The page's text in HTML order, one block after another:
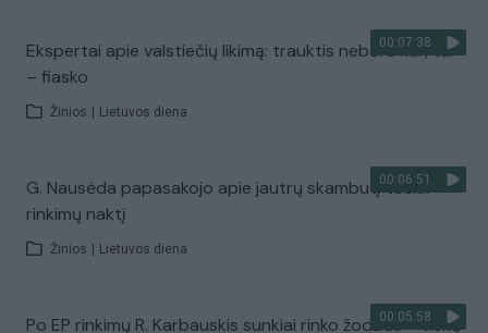
00:07:38
Ekspertai apie valstiečių likimą: trauktis nebėra kur, tai
– fiasko
Žinios Lietuvos diena
00:06:51
G. Nausėda papasakojo apie jautrų skambutį tėčiui
rinkimų naktį
Žinios Lietuvos diena
00:05:58
Po EP rinkimų R. Karbauskis sunkiai rinko žodžius – viską